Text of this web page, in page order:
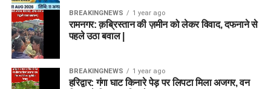
BREAKINGNEWS 1 year ago
रामनगर: क़ब्रिस्तान की ज़मीन को लेकर विवाद, दफनाने से
पहले उठा बवाल |
BREAKINGNEWS 1 year ago
हरिद्वार: गंगा घाट किनारे पेड़ पर लिपटा मिला अजगर, वन